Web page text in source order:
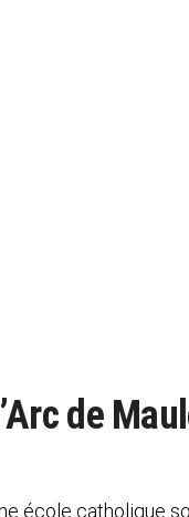
de
école catholique